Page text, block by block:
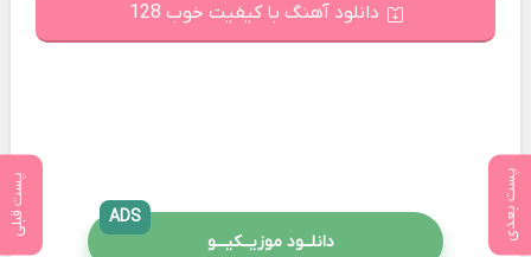
پست بعدی پست قبلی
دانلود آهنگ با کیفیت خوب 128
دانلــود موزیــکیـــو
ADS